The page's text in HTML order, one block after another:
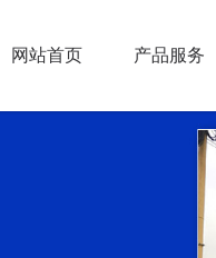
网站首页 产品服务